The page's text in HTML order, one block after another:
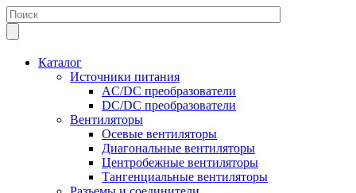
Каталог
Источники питания
AC/DC преобразователи
DC/DC преобразователи
Вентиляторы
Осевые вентиляторы
Диагональные вентиляторы
Центробежные вентиляторы
Тангенциальные вентиляторы